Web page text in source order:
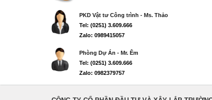
PKD Vật tư Công trình - Ms. Thảo
Tel: (0251) 3.609.666
Zalo: 0989415057
Phòng Dự Án - Mr. Êm
Tel: (0251) 3.609.666
Zalo: 0982379757